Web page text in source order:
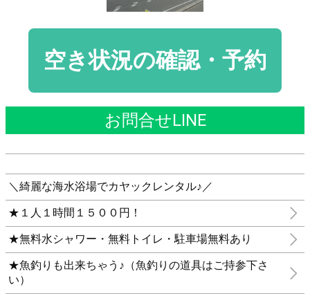
空き状況の確認・予約
お問合せLINE
＼綺麗な海水浴場でカヤックレンタル♪／
★１人１時間１５００円！
★無料水シャワー・無料トイレ・駐車場無料あり
★魚釣りも出来ちゃう♪（魚釣りの道具はご持参下さ
い）